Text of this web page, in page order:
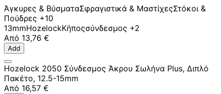
Άγκυρες & ΒύσματαΣφραγιστικά & ΜαστίχεςΣτόκοι &
Πούδρες +10
13mmHozelockΚήποςσύνδεσμος +2
Από 13,76 €
Add
Hozelock 2050 Σύνδεσμος Άκρου Σωλήνα Plus, Διπλό
Πακέτο, 12.5-15mm
Από 16,57 €